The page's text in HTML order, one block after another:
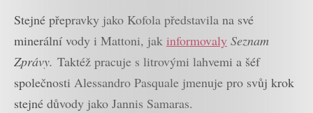
Stejné přepravky jako Kofola představila na své
minerální vody i Mattoni, jak informovaly Seznam
Zprávy. Taktéž pracuje s litrovými lahvemi a šéf
společnosti Alessandro Pasquale jmenuje pro svůj krok
stejné důvody jako Jannis Samaras.